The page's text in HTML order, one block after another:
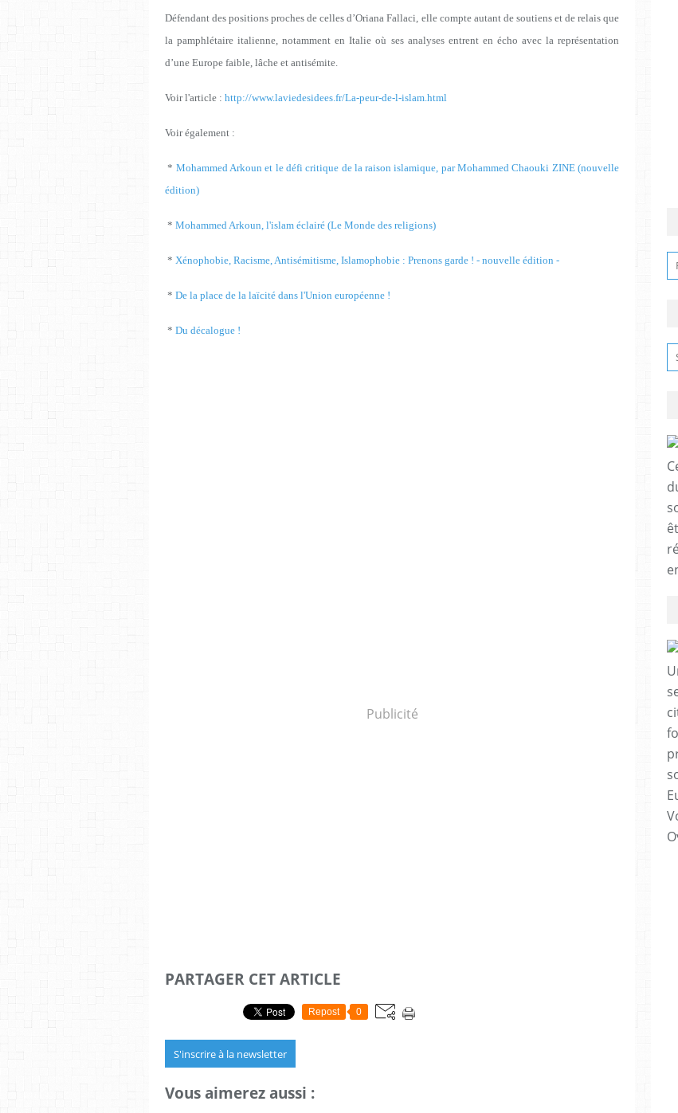
Défendant des positions proches de celles d’Oriana Fallaci, elle compte autant de soutiens et de relais que
la pamphlétaire italienne, notamment en Italie où ses analyses entrent en écho avec la représentation
d’une Europe faible, lâche et antisémite.
Voir l'article : http://www.laviedesidees.fr/La-peur-de-l-islam.html
Voir également :
* Mohammed Arkoun et le défi critique de la raison islamique, par Mohammed Chaouki ZINE (nouvelle
édition)
* Mohammed Arkoun, l'islam éclairé (Le Monde des religions)
* Xénophobie, Racisme, Antisémitisme, Islamophobie : Prenons garde ! - nouvelle édition -
* De la place de la laïcité dans l'Union européenne !
* Du décalogue !
Publicité
PARTAGER CET ARTICLE
Repost 0
S'inscrire à la newsletter
Vous aimerez aussi :